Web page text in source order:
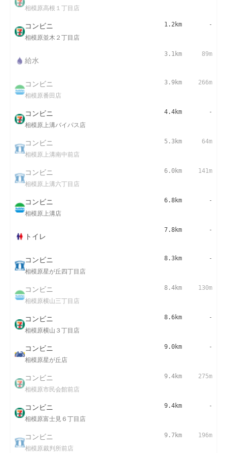
相模原高根１丁目店
コンビニ
相模原並木２丁目店
1.2km -
給水
3.1km 89m
コンビニ
相模原番田店
3.9km 266m
コンビニ
相模原上溝バイパス店
4.4km -
コンビニ
相模原上溝南中前店
5.3km 64m
コンビニ
相模原上溝六丁目店
6.0km 141m
コンビニ
相模原上溝店
6.8km -
トイレ
7.8km -
コンビニ
相模原星が丘四丁目店
8.3km -
コンビニ
相模原横山三丁目店
8.4km 130m
コンビニ
相模原横山３丁目店
8.6km -
コンビニ
相模原星が丘店
9.0km -
コンビニ
相模原市民会館前店
9.4km 275m
コンビニ
相模原富士見６丁目店
9.4km -
コンビニ
相模原裁判所前店
9.7km 196m